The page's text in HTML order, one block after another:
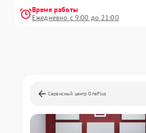
Время работы
Ежедневно с 9:00 до 21:00
Сервисный центр OnePlus